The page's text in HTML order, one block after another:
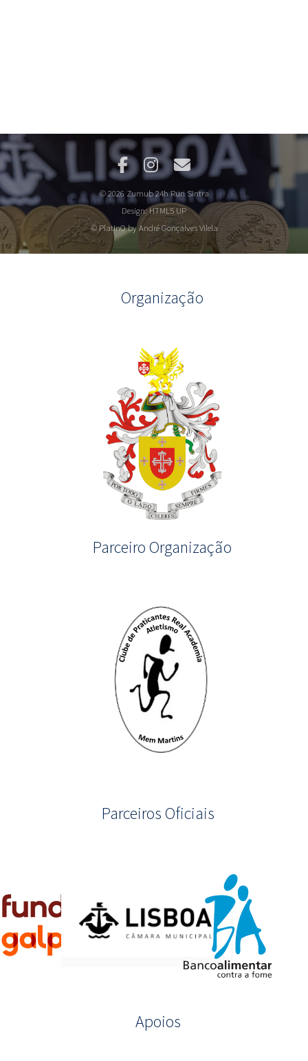
© 2026 Zumub 24h Run Sintra
Design:HTML5 UP
© PlatInO by André Gonçalves Vilela
Organização
Parceiro Organização
Parceiros Oficiais
Apoios